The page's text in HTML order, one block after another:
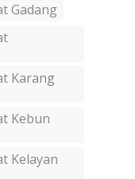
Gadang
Karang
Kebun
Kelayan